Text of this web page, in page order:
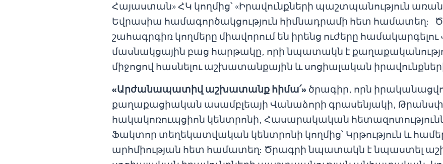
Հայաստան» ՀԿ կողմից՝ «Իրավունքների պաշտպանություն
Եվրասիա համագործակցություն հիմնադրամի հետ համատեղ:
շահագրգիռ կողմերը միավորում են իրենց ուժերը
մասնակցային բաց հարթակը, որի նպատակն է
միջոցով հասնելու աշխատանքային և սոցիալական
«Արժանապատիվ աշխատանք հիմա՛» ծրագիր, որն
քաղաքացիական ասամբլեայի Վանաձորի գրասենյակի,
հակակոռուպցիոն կենտրոնի, Հասարակական
Ֆակտոր տեղեկատվական կենտրոնի կողմից՝ Կրթություն և
արհմիության հետ համատեղ: Ծրագրի նպատակն է նպաստել